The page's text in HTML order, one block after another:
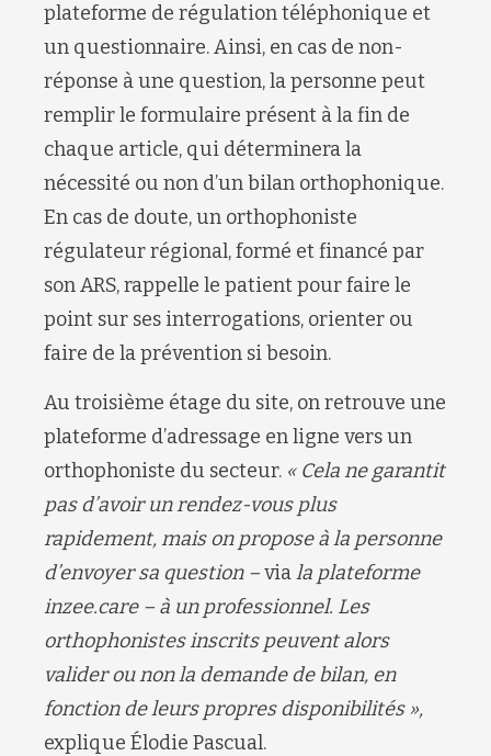
plateforme de régulation téléphonique et
un questionnaire. Ainsi, en cas de non-
réponse à une question, la personne peut
remplir le formulaire présent à la fin de
chaque article, qui déterminera la
nécessité ou non d’un bilan orthophonique.
En cas de doute, un orthophoniste
régulateur régional, formé et financé par
son ARS, rappelle le patient pour faire le
point sur ses interrogations, orienter ou
faire de la prévention si besoin.
Au troisième étage du site, on retrouve une
plateforme d’adressage en ligne vers un
orthophoniste du secteur. « Cela ne garantit
pas d’avoir un rendez-vous plus
rapidement, mais on propose à la personne
d’envoyer sa question –viala plateforme
inzee.care – à un professionnel. Les
orthophonistes inscrits peuvent alors
valider ou non la demande de bilan, en
fonction de leurs propres disponibilités »,
explique Élodie Pascual.